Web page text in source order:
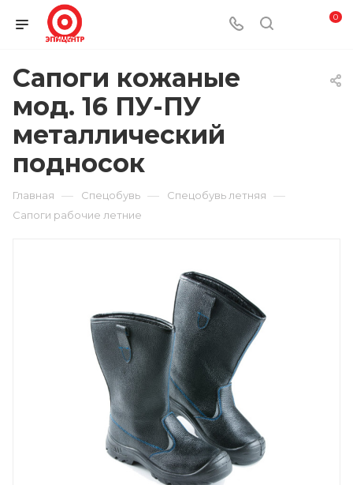
0
Сапоги кожаные
мод. 16 ПУ-ПУ
металлический
подносок
Главная — Спецобувь — Спецобувь летняя —
Сапоги рабочие летние